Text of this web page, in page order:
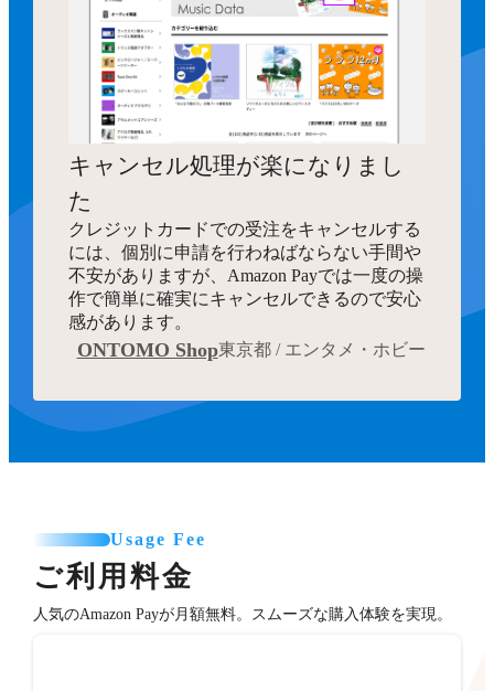
キャンセル処理が楽になりまし
た
クレジットカードでの受注をキャンセルする
には、個別に申請を行わねばならない手間や
不安がありますが、Amazon Payでは一度の操
作で簡単に確実にキャンセルできるので安心
感があります。
ONTOMO Shop東京都 / エンタメ・ホビー
Usage Fee
ご利用料金
人気のAmazon Payが月額無料。スムーズな購入体験を実現。